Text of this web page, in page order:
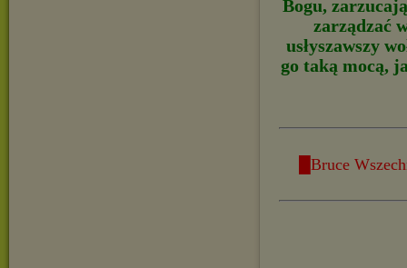
Bogu,
zarządzać
usłyszawszy
go taką mocą,
█Bruce